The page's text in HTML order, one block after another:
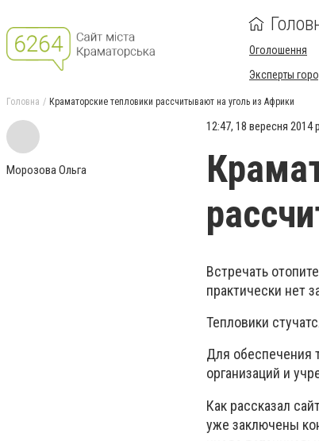
Оголошення
Эксперты
Головна Краматорские тепловики рассчитывают на уголь из Африки
Морозова Ольга
12:47, 18 вересня 2014
Встречать
практически нет
Тепловики
Для обеспечения
организаций и
Как рассказал
уже заключены